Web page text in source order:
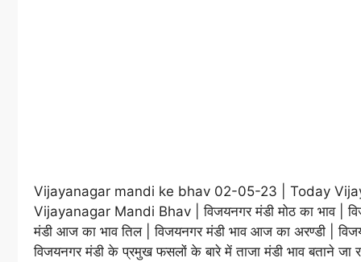
Vijayanagar mandi ke bhav 02-05-23 | Today
Vijayanagar Mandi Bhav | विजयनगर मंडी मोठ का भाव |
मंडी आज का भाव तिल | विजयनगर मंडी भाव आज का अरण्डी |
विजयनगर मंडी के प्रमुख फसलों के बारे में ताजा मंडी भाव बताने